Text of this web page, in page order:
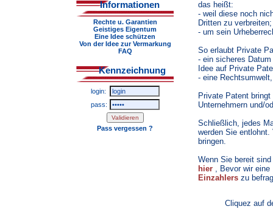
Informationen
Rechte u. Garantien
Geistiges Eigentum
Eine Idee schützen
Von der Idee zur Vermarkung
FAQ
Kennzeichnung
login:
pass:
Pass vergessen ?
das heißt:
- weil diese noch
Dritten zu verbreiten;
- um sein
So erlaubt Private
- ein sicheres
Idee auf Private
- eine
Private Patent
Unternehmern und/
Schließlich, jedes
werden Sie entlohnt.
bringen.
Wenn Sie bereit
hier , Bevor wir
Einzahlers zu
Cliquez auf